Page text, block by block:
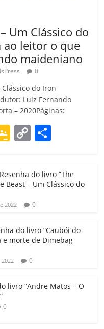
Um Clássico do
ao leitor o que
maideniano
0
do Iron
Luiz Fernando
– 2020Páginas:
G
gl
e
Cl
a
ss
ro
o
C
p
y
Li
k
m
p
h
ar
do livro “The
Beast – Um Clássico do
2022 0
do livro “Caubói do
e morte de Dimebag
0
livro “Andre Matos – O
0